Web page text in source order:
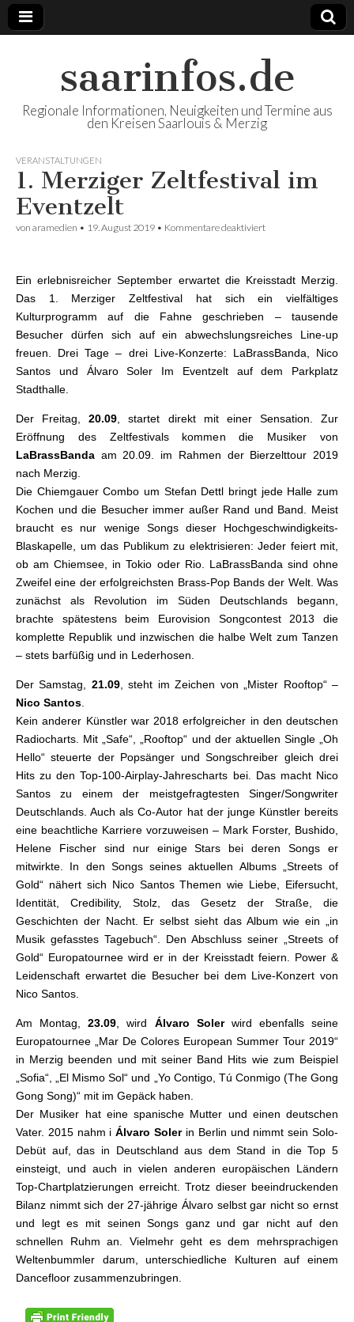
saarinfos.de
Regionale Informationen, Neuigkeiten und Termine aus
den Kreisen Saarlouis & Merzig
VERANSTALTUNGEN
1. Merziger Zeltfestival im
Eventzelt
von aramedien • 19. August 2019 • Kommentare deaktiviert
Ein erlebnisreicher September erwartet die Kreisstadt Merzig.
Das 1. Merziger Zeltfestival hat sich ein vielfältiges
Kulturprogramm auf die Fahne geschrieben – tausende
Besucher dürfen sich auf ein abwechslungsreiches Line-up
freuen. Drei Tage – drei Live-Konzerte: LaBrassBanda, Nico
Santos und Álvaro Soler Im Eventzelt auf dem Parkplatz
Stadthalle.
Der Freitag,20.09, startet direkt mit einer Sensation. Zur
Eröffnung des Zeltfestivals kommen die Musiker von
LaBrassBanda am 20.09. im Rahmen der Bierzelttour 2019
nach Merzig.
Die Chiemgauer Combo um Stefan Dettl bringt jede Halle zum
Kochen und die Besucher immer außer Rand und Band. Meist
braucht es nur wenige Songs dieser Hochgeschwindigkeits-
Blaskapelle, um das Publikum zu elektrisieren: Jeder feiert mit,
ob am Chiemsee, in Tokio oder Rio. LaBrassBanda sind ohne
Zweifel eine der erfolgreichsten Brass-Pop Bands der Welt. Was
zunächst als Revolution im Süden Deutschlands begann,
brachte spätestens beim Eurovision Songcontest 2013 die
komplette Republik und inzwischen die halbe Welt zum Tanzen
– stets barfüßig und in Lederhosen.
Der Samstag, 21.09, steht im Zeichen von „Mister Rooftop“ –
Nico Santos.
Kein anderer Künstler war 2018 erfolgreicher in den deutschen
Radiocharts. Mit „Safe“, „Rooftop“ und der aktuellen Single „Oh
Hello“ steuerte der Popsänger und Songschreiber gleich drei
Hits zu den Top-100-Airplay-Jahrescharts bei. Das macht Nico
Santos zu einem der meistgefragtesten Singer/Songwriter
Deutschlands. Auch als Co-Autor hat der junge Künstler bereits
eine beachtliche Karriere vorzuweisen – Mark Forster, Bushido,
Helene Fischer sind nur einige Stars bei deren Songs er
mitwirkte. In den Songs seines aktuellen Albums „Streets of
Gold“ nähert sich Nico Santos Themen wie Liebe, Eifersucht,
Identität, Credibility, Stolz, das Gesetz der Straße, die
Geschichten der Nacht. Er selbst sieht das Album wie ein „in
Musik gefasstes Tagebuch“. Den Abschluss seiner „Streets of
Gold“ Europatournee wird er in der Kreisstadt feiern. Power &
Leidenschaft erwartet die Besucher bei dem Live-Konzert von
Nico Santos.
Am Montag,23.09, wird Álvaro Solerwird ebenfalls seine
Europatournee „Mar De Colores European Summer Tour 2019“
in Merzig beenden und mit seiner Band Hits wie zum Beispiel
„Sofia“, „El Mismo Sol“ und „Yo Contigo, Tú Conmigo (The Gong
Gong Song)“ mit im Gepäck haben.
Der Musiker hat eine spanische Mutter und einen deutschen
Vater. 2015 nahm iÁlvaro Solerin Berlin und nimmt sein Solo-
Debüt auf, das in Deutschland aus dem Stand in die Top 5
einsteigt, und auch in vielen anderen europäischen Ländern
Top-Chartplatzierungen erreicht. Trotz dieser beeindruckenden
Bilanz nimmt sich der 27-jährige Álvaro selbst gar nicht so ernst
und legt es mit seinen Songs ganz und gar nicht auf den
schnellen Ruhm an. Vielmehr geht es dem mehrsprachigen
Weltenbummler darum, unterschiedliche Kulturen auf einem
Dancefloor zusammenzubringen.